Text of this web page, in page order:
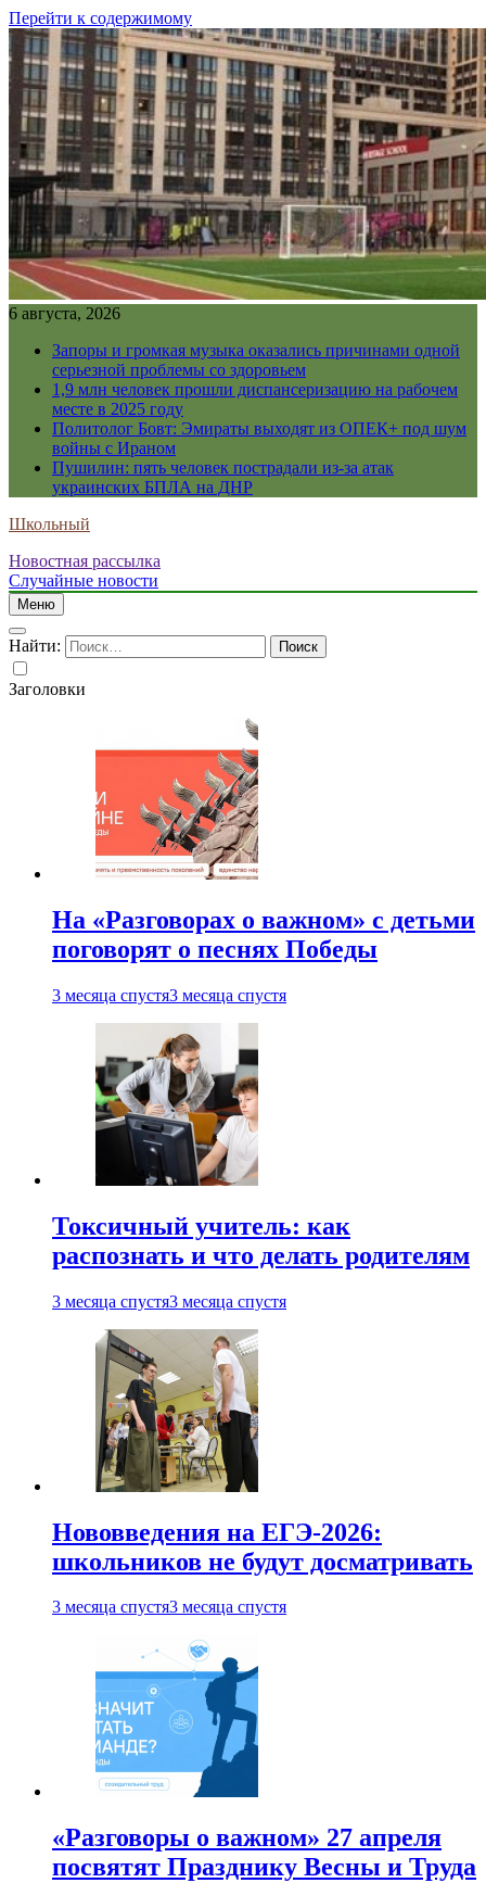
Перейти к содержимому
6 августа, 2026
Запоры и громкая музыка оказались причинами одной
серьезной проблемы со здоровьем
1,9 млн человек прошли диспансеризацию на рабочем
месте в 2025 году
Политолог Бовт: Эмираты выходят из ОПЕК+ под шум
войны с Ираном
Пушилин: пять человек пострадали из-за атак
украинских БПЛА на ДНР
Школьный
Новостная рассылка
Случайные новости
Меню
Найти:
Заголовки
На «Разговорах о важном» с детьми
поговорят о песнях Победы
3 месяца спустя3 месяца спустя
Токсичный учитель: как
распознать и что делать родителям
3 месяца спустя3 месяца спустя
Нововведения на ЕГЭ-2026:
школьников не будут досматривать
3 месяца спустя3 месяца спустя
«Разговоры о важном» 27 апреля
посвятят Празднику Весны и Труда